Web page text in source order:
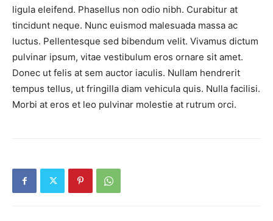
ligula eleifend. Phasellus non odio nibh. Curabitur at
tincidunt neque. Nunc euismod malesuada massa ac
luctus. Pellentesque sed bibendum velit. Vivamus dictum
pulvinar ipsum, vitae vestibulum eros ornare sit amet.
Donec ut felis at sem auctor iaculis. Nullam hendrerit
tempus tellus, ut fringilla diam vehicula quis. Nulla facilisi.
Morbi at eros et leo pulvinar molestie at rutrum orci.